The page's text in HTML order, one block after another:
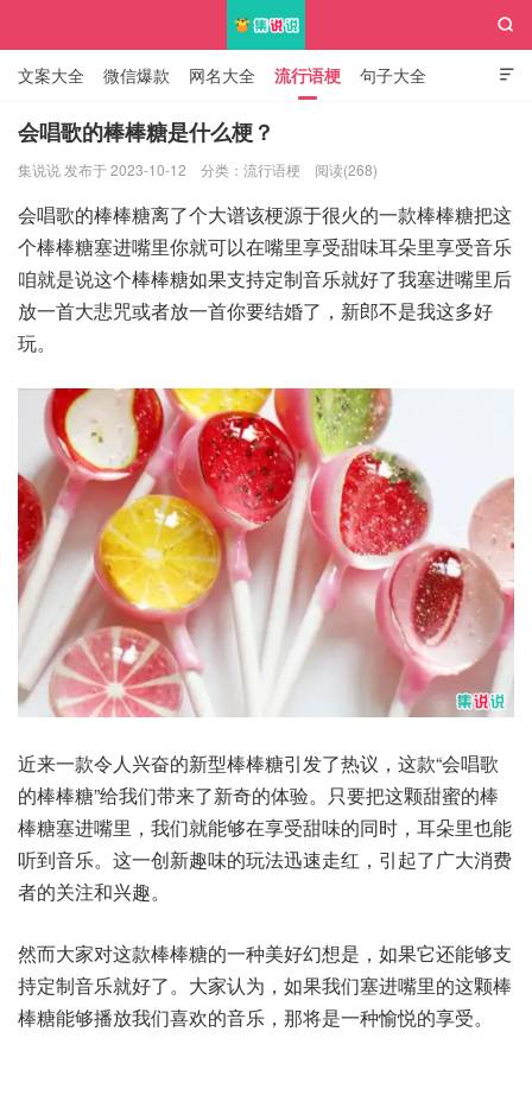

文案大全 微信爆款 网名大全 流行语梗 句子大全
知识大全

会唱歌的棒棒糖是什么梗？
集说说 发布于 2023-10-12 分类： 流行语梗 阅读(268)
会唱歌的棒棒糖离了个大谱该梗源于很火的一款棒棒糖把这
个棒棒糖塞进嘴里你就可以在嘴里享受甜味耳朵里享受音乐
咱就是说这个棒棒糖如果支持定制音乐就好了我塞进嘴里后
放一首大悲咒或者放一首你要结婚了，新郎不是我这多好
玩。
近来一款令人兴奋的新型棒棒糖引发了热议，这款“会唱歌
的棒棒糖”给我们带来了新奇的体验。只要把这颗甜蜜的棒
棒糖塞进嘴里，我们就能够在享受甜味的同时，耳朵里也能
听到音乐。这一创新趣味的玩法迅速走红，引起了广大消费
者的关注和兴趣。
然而大家对这款棒棒糖的一种美好幻想是，如果它还能够支
持定制音乐就好了。大家认为，如果我们塞进嘴里的这颗棒
棒糖能够播放我们喜欢的音乐，那将是一种愉悦的享受。